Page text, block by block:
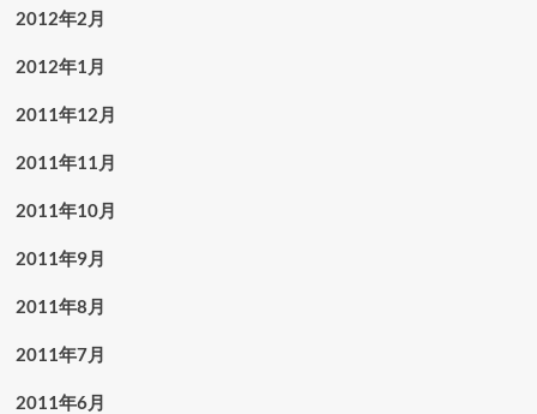
2012年2月
2012年1月
2011年12月
2011年11月
2011年10月
2011年9月
2011年8月
2011年7月
2011年6月